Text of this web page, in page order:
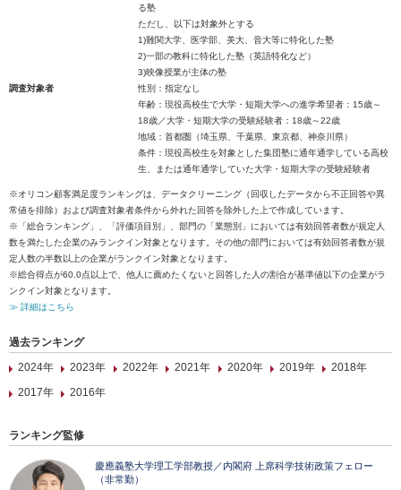
る塾
ただし、以下は対象外とする
1)難関大学、医学部、美大、音大等に特化した塾
2)一部の教科に特化した塾（英語特化など）
3)映像授業が主体の塾
調査対象者
性別：指定なし
年齢：現役高校生で大学・短期大学への進学希望者：15歳～
18歳／大学・短期大学の受験経験者：18歳～22歳
地域：首都圏（埼玉県、千葉県、東京都、神奈川県）
条件：現役高校生を対象とした集団塾に通年通学している高校
生、または通年通学していた大学・短期大学の受験経験者
※オリコン顧客満足度ランキングは、データクリーニング（回収したデータから不正回答や異
常値を排除）および調査対象者条件から外れた回答を除外した上で作成しています。
※「総合ランキング」、「評価項目別」、部門の「業態別」においては有効回答者数が規定人
数を満たした企業のみランクイン対象となります。その他の部門においては有効回答者数が規
定人数の半数以上の企業がランクイン対象となります。
※総合得点が60.0点以上で、他人に薦めたくないと回答した人の割合が基準値以下の企業がラ
ンクイン対象となります。
≫ 詳細はこちら
過去ランキング
2024年
2023年 2022年 2021年 2020年 2019年
2018年
2017年
2016年
ランキング監修
慶應義塾大学理工学部教授／内閣府 上席科学技術政策フェロー
（非常勤）